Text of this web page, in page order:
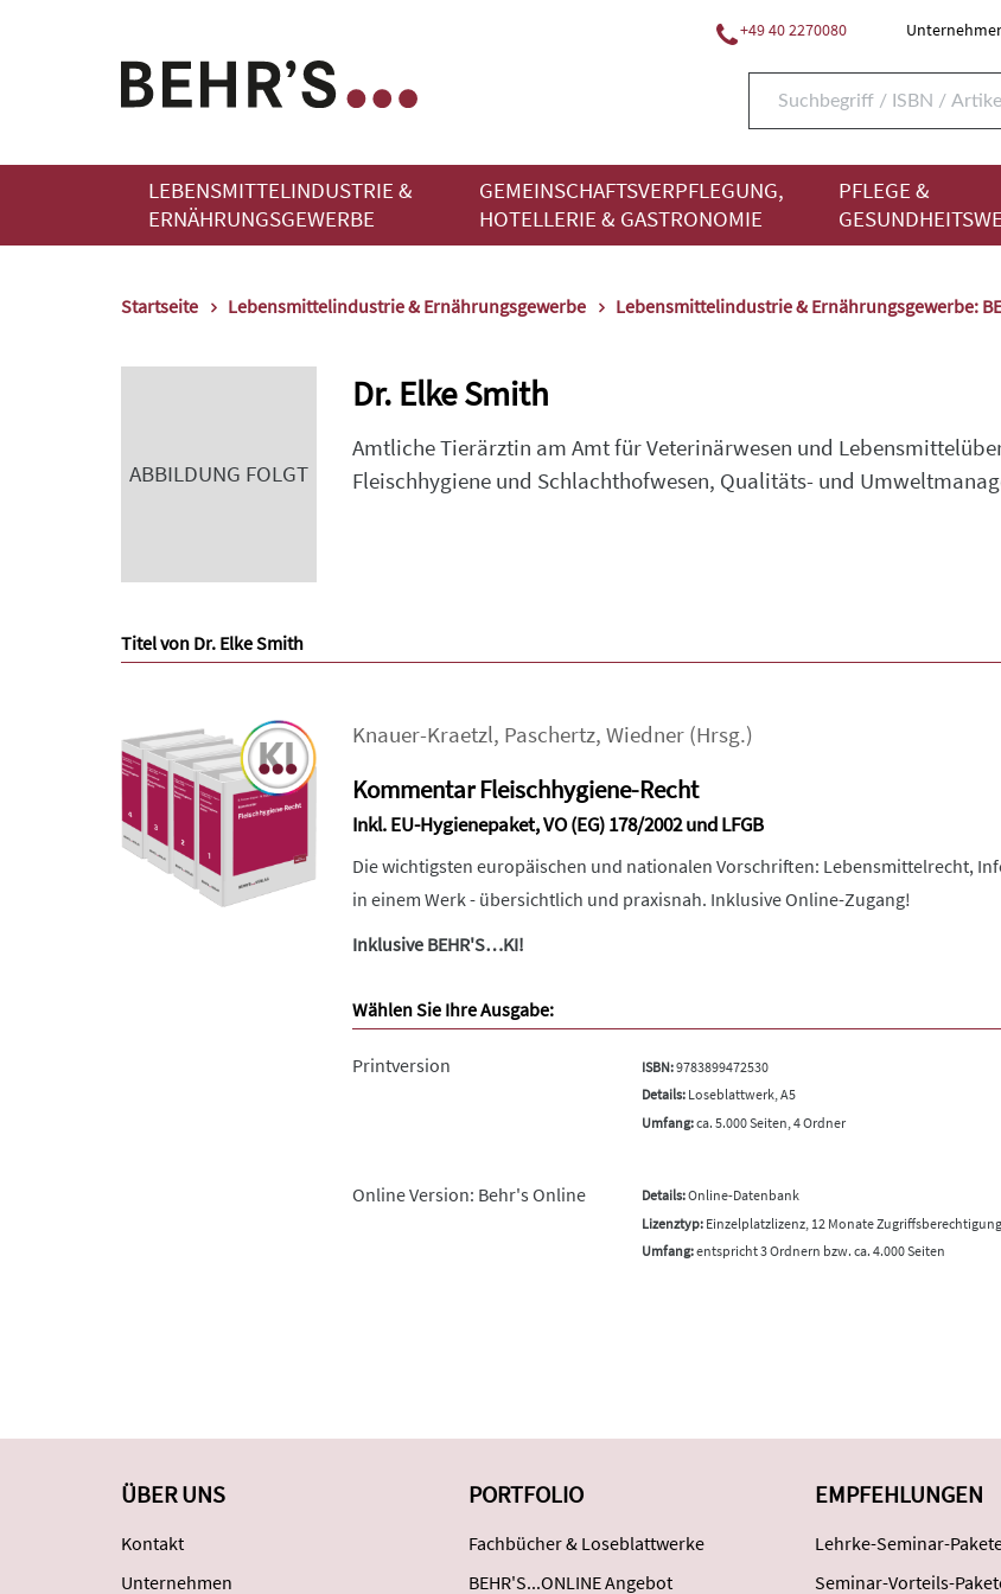
+49 40 2270080
LEBENSMITTELINDUSTRIE &
ERNÄHRUNGSGEWERBE
GEMEINSCHAFTSVERPFLEGUNG,
HOTELLERIE & GASTRONOMIE
PFLEGE &
Startseite Lebensmittelindustrie & Ernährungsgewerbe Lebensmittelindustrie & Ernährungsgewerbe:
ABBILDUNG FOLGT
Dr. Elke Smith
Amtliche Tierärztin am Amt für Veterinärwesen und
Fleischhygiene und Schlachthofwesen, Qualitäts- und
Titel von Dr. Elke Smith
Knauer-Kraetzl, Paschertz, Wiedner (Hrsg.)
Kommentar Fleischhygiene-Recht
Inkl. EU-Hygienepaket, VO (EG) 178/2002 und LFGB
Die wichtigsten europäischen und nationalen Vorschriften: Lebensmittelrecht,
in einem Werk - übersichtlich und praxisnah. Inklusive Online-Zugang!
Inklusive BEHR'S…KI!
Wählen Sie Ihre Ausgabe:
Printversion ISBN:9783899472530
Details:Loseblattwerk, A5
Umfang:ca. 5.000 Seiten, 4 Ordner
Online Version: Behr's Online Details:Online-Datenbank
Lizenztyp:Einzelplatzlizenz, 12 Monate
Umfang:entspricht 3 Ordnern bzw. ca. 4.000 Seiten
ÜBER UNS
Kontakt
Unternehmen
PORTFOLIO
Fachbücher & Loseblattwerke
BEHR'S...ONLINE Angebot
EMPFEHLUNGEN
Lehrke-Seminar-
Seminar-Vorteils-